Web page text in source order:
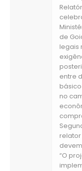
de
legais
entre
no
“O